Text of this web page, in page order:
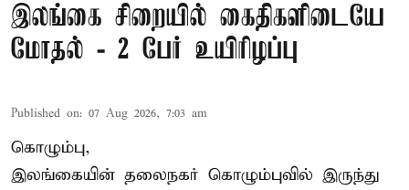
இலங்கை சிறையில் கைதிகளிடையே
மோதல் - 2 பேர் உயிரிழப்பு
Published on: 07 Aug 2026, 7:03 am
கொழும்பு,
இலங்கையின் தலைநகர் கொழும்புவில் இருந்து